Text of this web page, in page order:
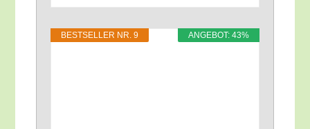
ANGE­BOT: 43%
BEST­SEL­LER NR. 9